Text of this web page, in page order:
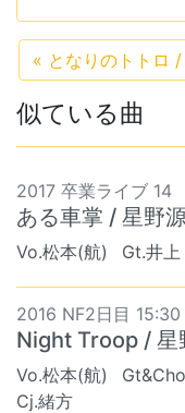
« となりのトトロ
似ている曲
2017 卒業ライブ 14
ある車掌 / 星野源
Vo.松本(航) Gt.井上
2016 NF2日目
Night Troop / 星
Vo.松本(航)
Cj.緒方